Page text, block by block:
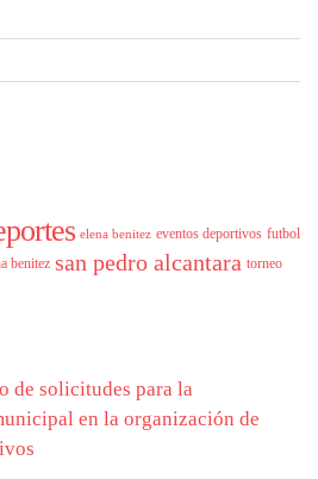
elena benitez eventos deportivos futbol
benitez san pedro alcantara torneo
de solicitudes para la
en la organización de